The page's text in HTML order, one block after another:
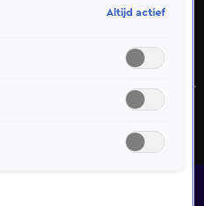
en dat kleurt haar date met
is er nog geen klik, op fysiek
Chiara ziet in Wilbert al
liefhebster?
Altijd actief